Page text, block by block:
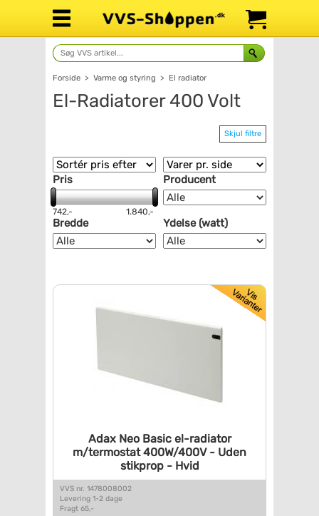
Forside > Varme og styring > El radiator
El-Radiatorer 400 Volt
Skjul filtre
Pris
742,- 1.840,-
Producent
Bredde Ydelse (watt)
Adax Neo Basic el-radiator
m/termostat 400W/400V - Uden
stikprop - Hvid
VVS nr. 1478008002
Levering 1-2 dage
Fragt 65,-